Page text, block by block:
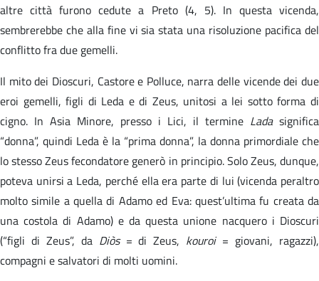
altre città furono cedute a Preto (4, 5). In questa vicenda,
sembrerebbe che alla fine vi sia stata una risoluzione pacifica del
conflitto fra due gemelli.
Il mito dei Dioscuri, Castore e Polluce, narra delle vicende dei due
eroi gemelli, figli di Leda e di Zeus, unitosi a lei sotto forma di
cigno. In Asia Minore, presso i Lici, il termine Lada significa
“donna”, quindi Leda è la “prima donna”, la donna primordiale che
lo stesso Zeus fecondatore generò in principio. Solo Zeus, dunque,
poteva unirsi a Leda, perché ella era parte di lui (vicenda peraltro
molto simile a quella di Adamo ed Eva: quest’ultima fu creata da
una costola di Adamo) e da questa unione nacquero i Dioscuri
(“figli di Zeus”, da Diòs = di Zeus, kouroi = giovani, ragazzi),
compagni e salvatori di molti uomini.